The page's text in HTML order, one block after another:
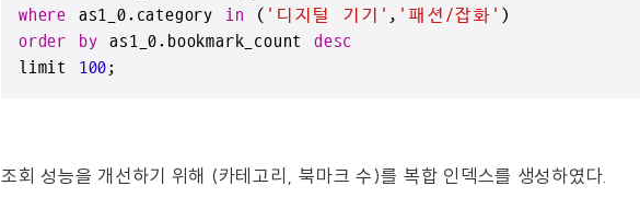
where as1_0.category in ( '디지털 기기' , '패션/잡화'
order
by as1_0.bookmark_count desc
limit 100;
조회 성능을 개선하기 위해 (카테고리, 북마크 수)를 복합 인덱스를 생성하였다.